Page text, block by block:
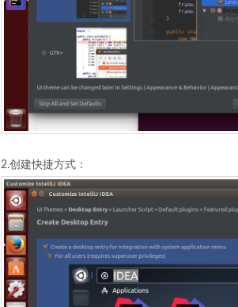
2.创建快捷方式：